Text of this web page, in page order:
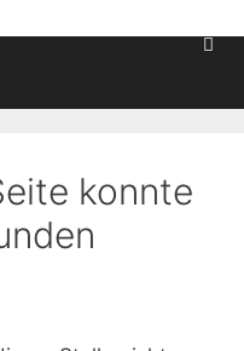
konnte